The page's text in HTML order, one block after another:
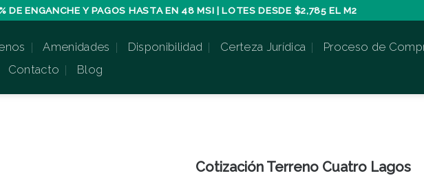
DE ENGANCHE Y PAGOS HASTA EN 48 MSI | LOTES DESDE $2,785 EL M2
Amenidades Disponibilidad Certeza Jurídica Proceso de
Contacto Blog
Cotización Terreno Cuatro Lagos